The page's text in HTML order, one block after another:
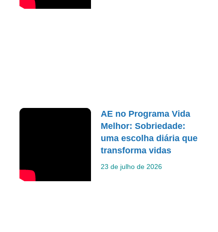
AE no Programa Vida
Melhor: Sobriedade:
uma escolha diária que
transforma vidas
23 de julho de 2026